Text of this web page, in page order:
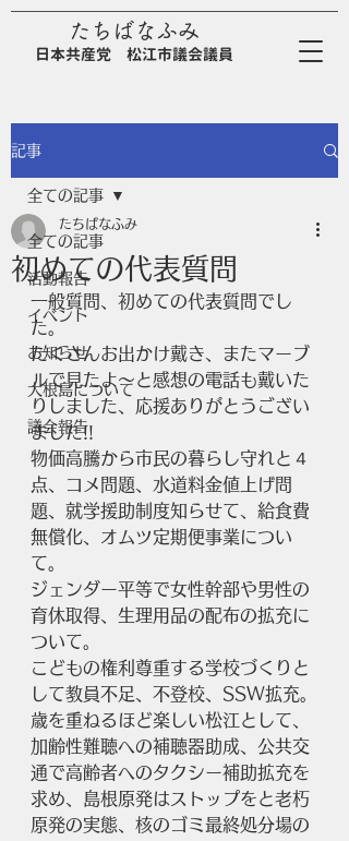
たちばなふみ
日本共産党 松江市議会議員
記事
全ての記事
活動報告
イベント
お知らせ
大根島について
議会報告
全ての記事
初めての代表質問
たちばなふみ
一般質問、初めての代表質問でし
た。
たくさんお出かけ戴き、またマーブ
ルで見たよ～と感想の電話も戴いた
りしました、応援ありがとうござい
ました!!
物価高騰から市民の暮らし守れと４
点、コメ問題、水道料金値上げ問
題、就学援助制度知らせて、給食費
無償化、オムツ定期便事業につい
て。
ジェンダー平等で女性幹部や男性の
育休取得、生理用品の配布の拡充に
ついて。
こどもの権利尊重する学校づくりと
して教員不足、不登校、SSW拡充。
歳を重ねるほど楽しい松江として、
加齢性難聴への補聴器助成、公共交
通で高齢者へのタクシー補助拡充を
求め、島根原発はストップをと老朽
原発の実態、核のゴミ最終処分場の